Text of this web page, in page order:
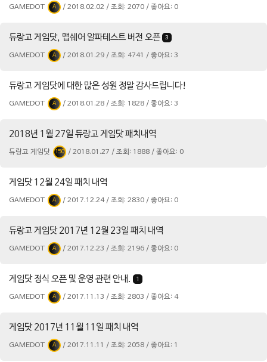
GAMEDOT A / 2018.02.02 / 조회: 2070 / 좋아요: 0
듀랑고 게임닷, 맵쉐어 알파테스트 버전 오픈 3
GAMEDOT A / 2018.01.29 / 조회: 4741 / 좋아요: 3
듀랑고 게임닷에 대한 많은 성원 정말 감사드립니다!
GAMEDOT A / 2018.01.28 / 조회: 1828 / 좋아요: 3
2018년 1월 27일 듀랑고 게임닷 패치내역
듀랑고 게임닷 150 / 2018.01.27 / 조회: 1888 / 좋아요: 0
게임닷 12월 24일 패치 내역
GAMEDOT A / 2017.12.24 / 조회: 2830 / 좋아요: 0
듀랑고 게임닷 2017년 12월 23일 패치 내역
GAMEDOT A / 2017.12.23 / 조회: 2196 / 좋아요: 0
게임닷 정식 오픈 및 운영 관련 안내. 1
GAMEDOT A / 2017.11.13 / 조회: 2803 / 좋아요: 4
게임닷 2017년 11월 11일 패치 내역
GAMEDOT A / 2017.11.11 / 조회: 2058 / 좋아요: 1